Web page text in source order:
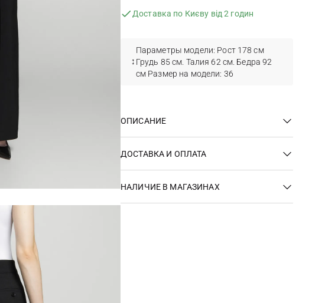
Доставка по Києву від 2 годин
Параметры модели: Рост 178 см
Грудь 85 см. Талия 62 см. Бедра 92
см Размер на модели: 36
ОПИСАНИЕ
ДОСТАВКА И ОПЛАТА
НАЛИЧИЕ В МАГАЗИНАХ